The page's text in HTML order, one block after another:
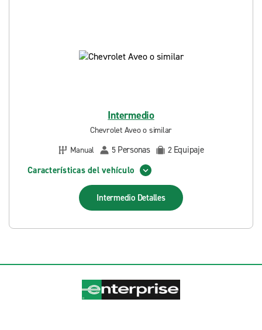
Intermedio
Chevrolet Aveo o similar
Manual
5 Personas 2 Equipaje
Características del vehículo
Intermedio Detalles